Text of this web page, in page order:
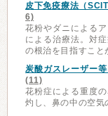
皮下免疫療法（
6)
花粉やダニによる
による治療法。対
の根治を目指すこと
炭酸ガスレーザー
(11)
花粉症による重度
灼し、鼻の中の空気